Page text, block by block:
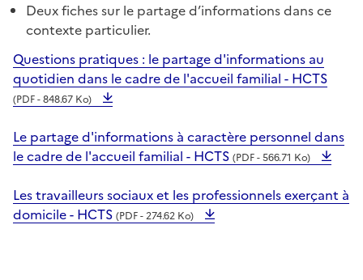
Deux fiches sur le partage d’informations dans ce
contexte particulier.
Questions pratiques : le partage d'informations au
quotidien dans le cadre de l'accueil familial - HCTS
(PDF - 848.67 Ko)
Le partage d'informations à caractère personnel dans
le cadre de l'accueil familial - HCTS (PDF - 566.71 Ko)
Les travailleurs sociaux et les professionnels exerçant à
domicile - HCTS (PDF - 274.62 Ko)